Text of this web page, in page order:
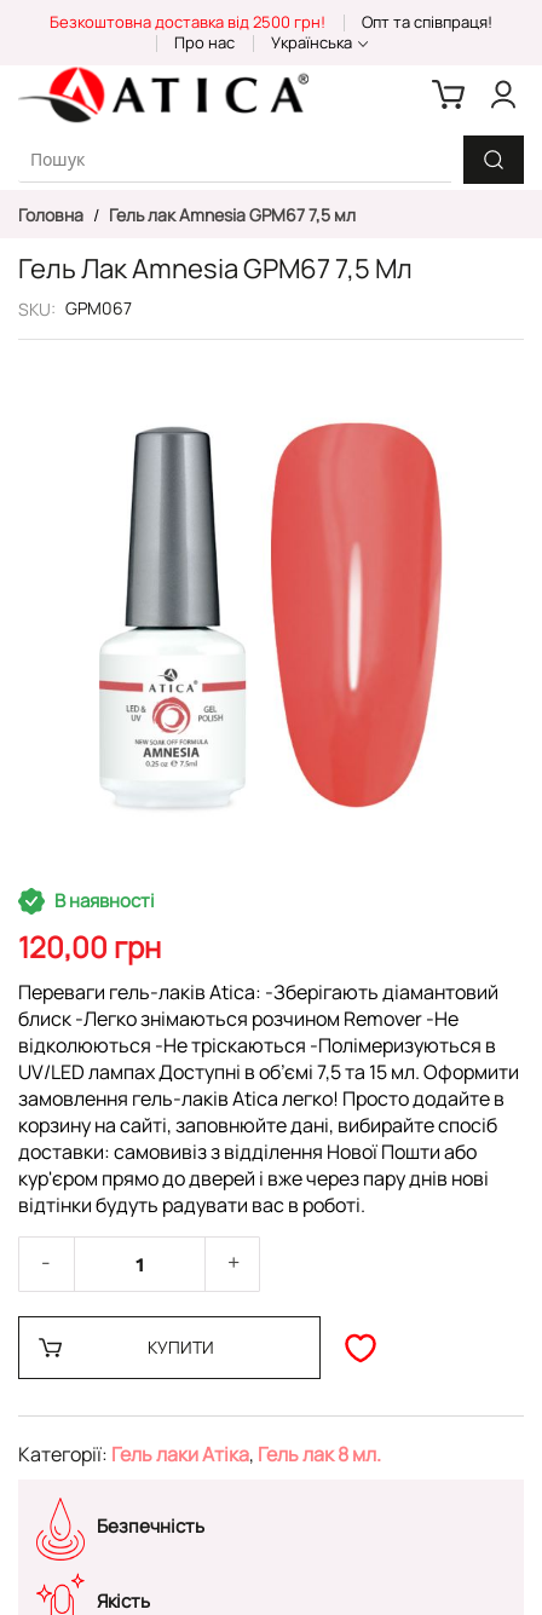
Content
Безкоштовна доставка від 2500 грн!
Опт та співпраця!
Про нас
Українська
Головна Гель лак Amnesia GPM67 7,5 мл
Гель Лак Amnesia GPM67 7,5 Мл
SKU GPM067
Перейти
до
початку
галереї
зображень
В наявності
120,00 грн
Переваги гель-лаків Atica: -Зберігають діамантовий
блиск -Легко знімаються розчином Remover -Не
відколюються -Не тріскаються -Полімеризуються в
UV/LED лампах Доступні в об’ємі 7,5 та 15 мл. Оформити
замовлення гель-лаків Atica легко! Просто додайте в
корзину на сайті, заповнюйте дані, вибирайте спосіб
доставки: самовивіз з відділення Нової Пошти або
кур'єром прямо до дверей і вже через пару днів нові
відтінки будуть радувати вас в роботі.
КУПИТИ
Категорії: Гель лаки Атіка, Гель лак 8 мл.
Безпечність
Якість